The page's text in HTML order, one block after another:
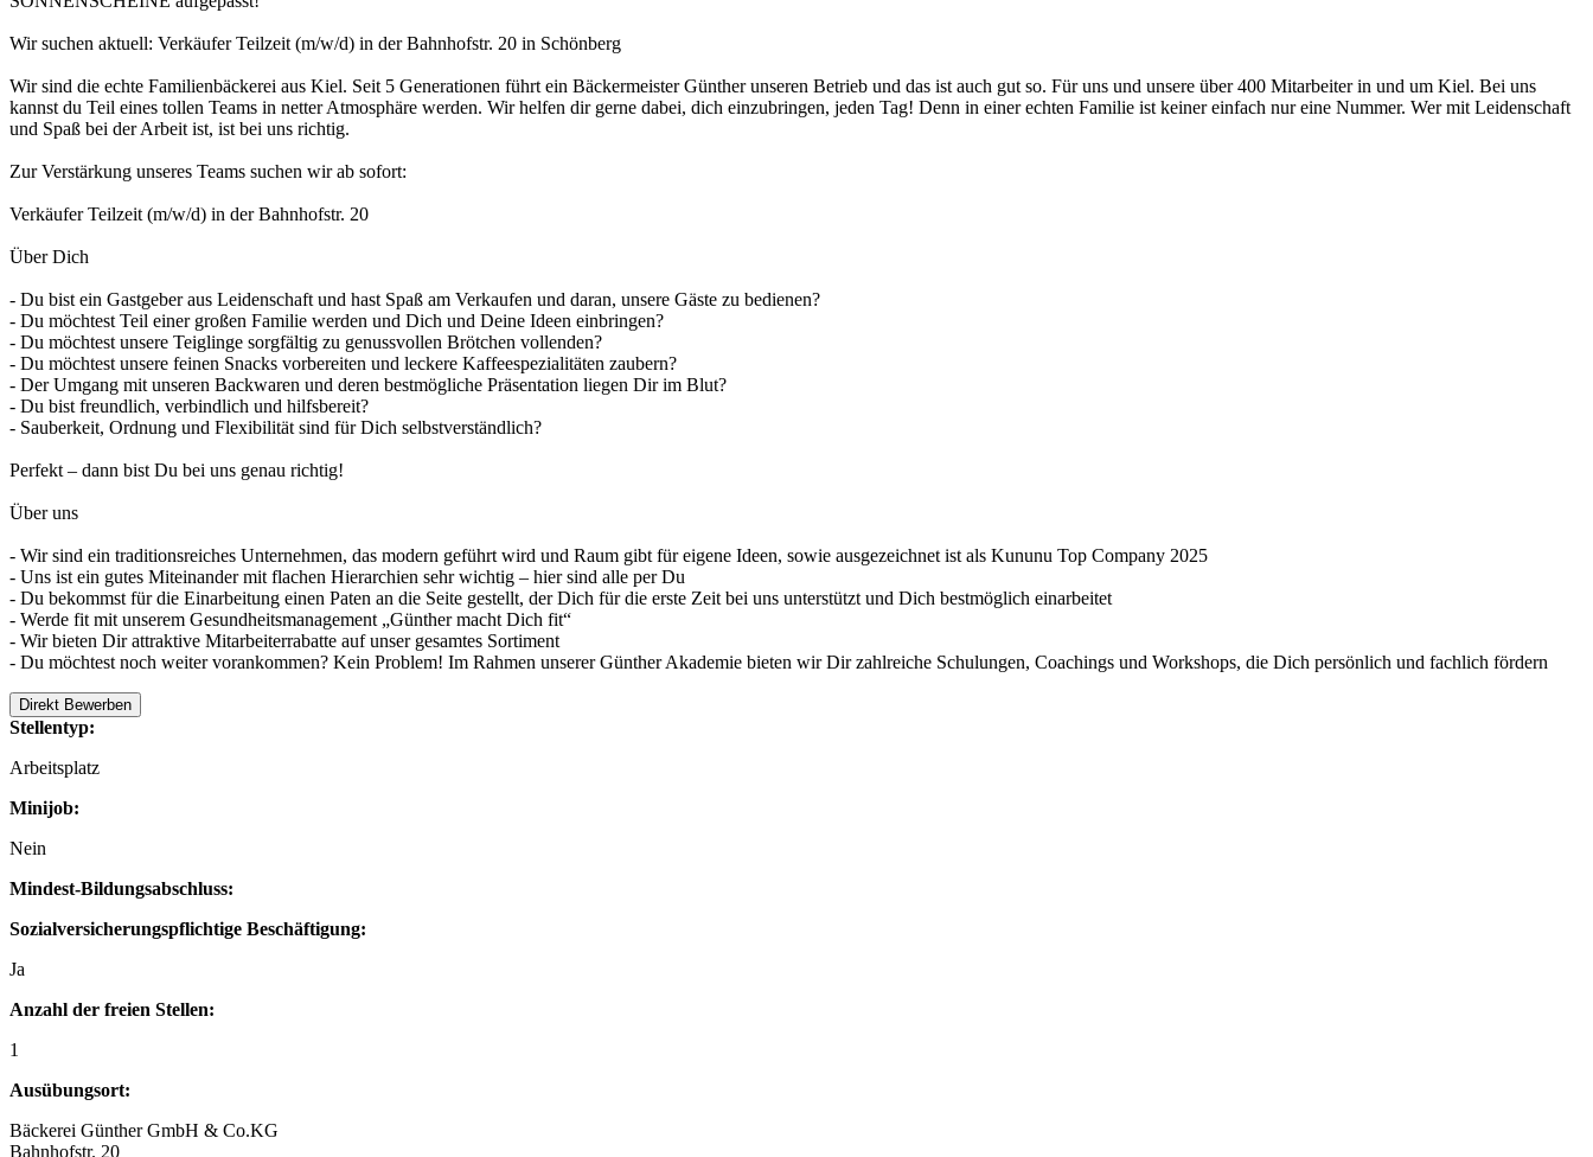
Wir suchen aktuell: Verkäufer Teilzeit (m/w/d) in der Bahnhofstr. 20 in Schönberg
Wir sind die echte Familienbäckerei aus Kiel. Seit 5 Generationen führt ein Bäckermeister Günther unseren Betrieb und das ist auch gut so. Für uns und unsere über 400 Mitarbeiter in und um Kiel. Bei uns
kannst du Teil eines tollen Teams in netter Atmosphäre werden. Wir helfen dir gerne dabei, dich einzubringen, jeden Tag! Denn in einer echten Familie ist keiner einfach nur eine Nummer. Wer mit Leidenschaft
und Spaß bei der Arbeit ist, ist bei uns richtig.
Zur Verstärkung unseres Teams suchen wir ab sofort:
Verkäufer Teilzeit (m/w/d) in der Bahnhofstr. 20
Über Dich
- Du bist ein Gastgeber aus Leidenschaft und hast Spaß am Verkaufen und daran, unsere Gäste zu bedienen?
- Du möchtest Teil einer großen Familie werden und Dich und Deine Ideen einbringen?
- Du möchtest unsere Teiglinge sorgfältig zu genussvollen Brötchen vollenden?
- Du möchtest unsere feinen Snacks vorbereiten und leckere Kaffeespezialitäten zaubern?
- Der Umgang mit unseren Backwaren und deren bestmögliche Präsentation liegen Dir im Blut?
- Du bist freundlich, verbindlich und hilfsbereit?
- Sauberkeit, Ordnung und Flexibilität sind für Dich selbstverständlich?
Perfekt – dann bist Du bei uns genau richtig!
Über uns
- Wir sind ein traditionsreiches Unternehmen, das modern geführt wird und Raum gibt für eigene Ideen, sowie ausgezeichnet ist als Kununu Top Company 2025
- Uns ist ein gutes Miteinander mit flachen Hierarchien sehr wichtig – hier sind alle per Du
- Du bekommst für die Einarbeitung einen Paten an die Seite gestellt, der Dich für die erste Zeit bei uns unterstützt und Dich bestmöglich einarbeitet
- Werde fit mit unserem Gesundheitsmanagement „Günther macht Dich fit“
- Wir bieten Dir attraktive Mitarbeiterrabatte auf unser gesamtes Sortiment
- Du möchtest noch weiter vorankommen? Kein Problem! Im Rahmen unserer Günther Akademie bieten wir Dir zahlreiche Schulungen, Coachings und Workshops, die Dich persönlich und fachlich fördern
Direkt Bewerben
Stellentyp:
Arbeitsplatz
Minijob:
Nein
Mindest-Bildungsabschluss:
Sozialversicherungspflichtige Beschäftigung:
Ja
Anzahl der freien Stellen:
1
Ausübungsort:
Bäckerei Günther GmbH & Co.KG
Bahnhofstr. 20